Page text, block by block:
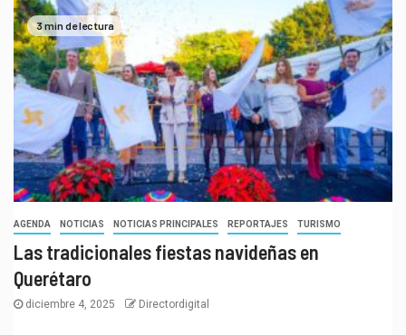
3 min de lectura
AGENDA NOTICIAS NOTICIAS PRINCIPALES REPORTAJES TURISMO
Las tradicionales fiestas navideñas en
Querétaro
diciembre 4, 2025 Directordigital